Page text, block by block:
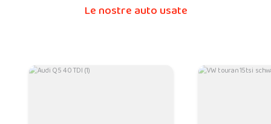
Le nostre auto usate